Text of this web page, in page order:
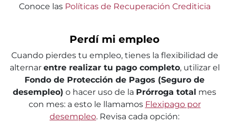
Conoce las Políticas de Recuperación Crediticia
Perdí mi empleo
Cuando pierdes tu empleo, tienes la flexibilidad de
alternar entre realizar tu pago completo, utilizar el
Fondo de Protección de Pagos (Seguro de
desempleo) o hacer uso de la Prórroga total mes
con mes: a esto le llamamos Flexipago por
desempleo. Revisa cada opción: